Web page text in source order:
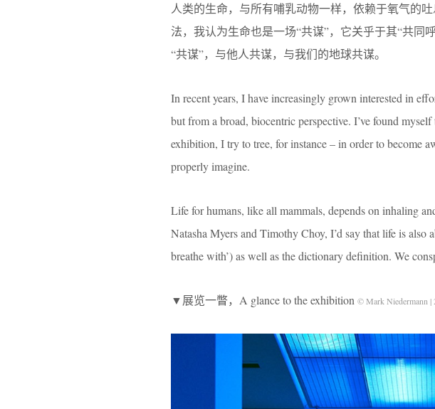
人类的生命，与所有哺乳动物一样，依赖于氧气的吐
法，我认为生命也是一场“共谋”，它关乎于其“共
“共谋”，与他人共谋，与我们的地球共谋。
In recent years, I have increasingly grown interested in
but from a broad, biocentric perspective. I’ve found
exhibition, I try to tree, for instance – in order to become
properly imagine.
Life for humans, like all mammals, depends on inhaling
Natasha Myers and Timothy Choy, I’d say that life is
breathe with’) as well as the dictionary definition. We
▼展览一瞥，A glance to the exhibition © Mark Niedermann |